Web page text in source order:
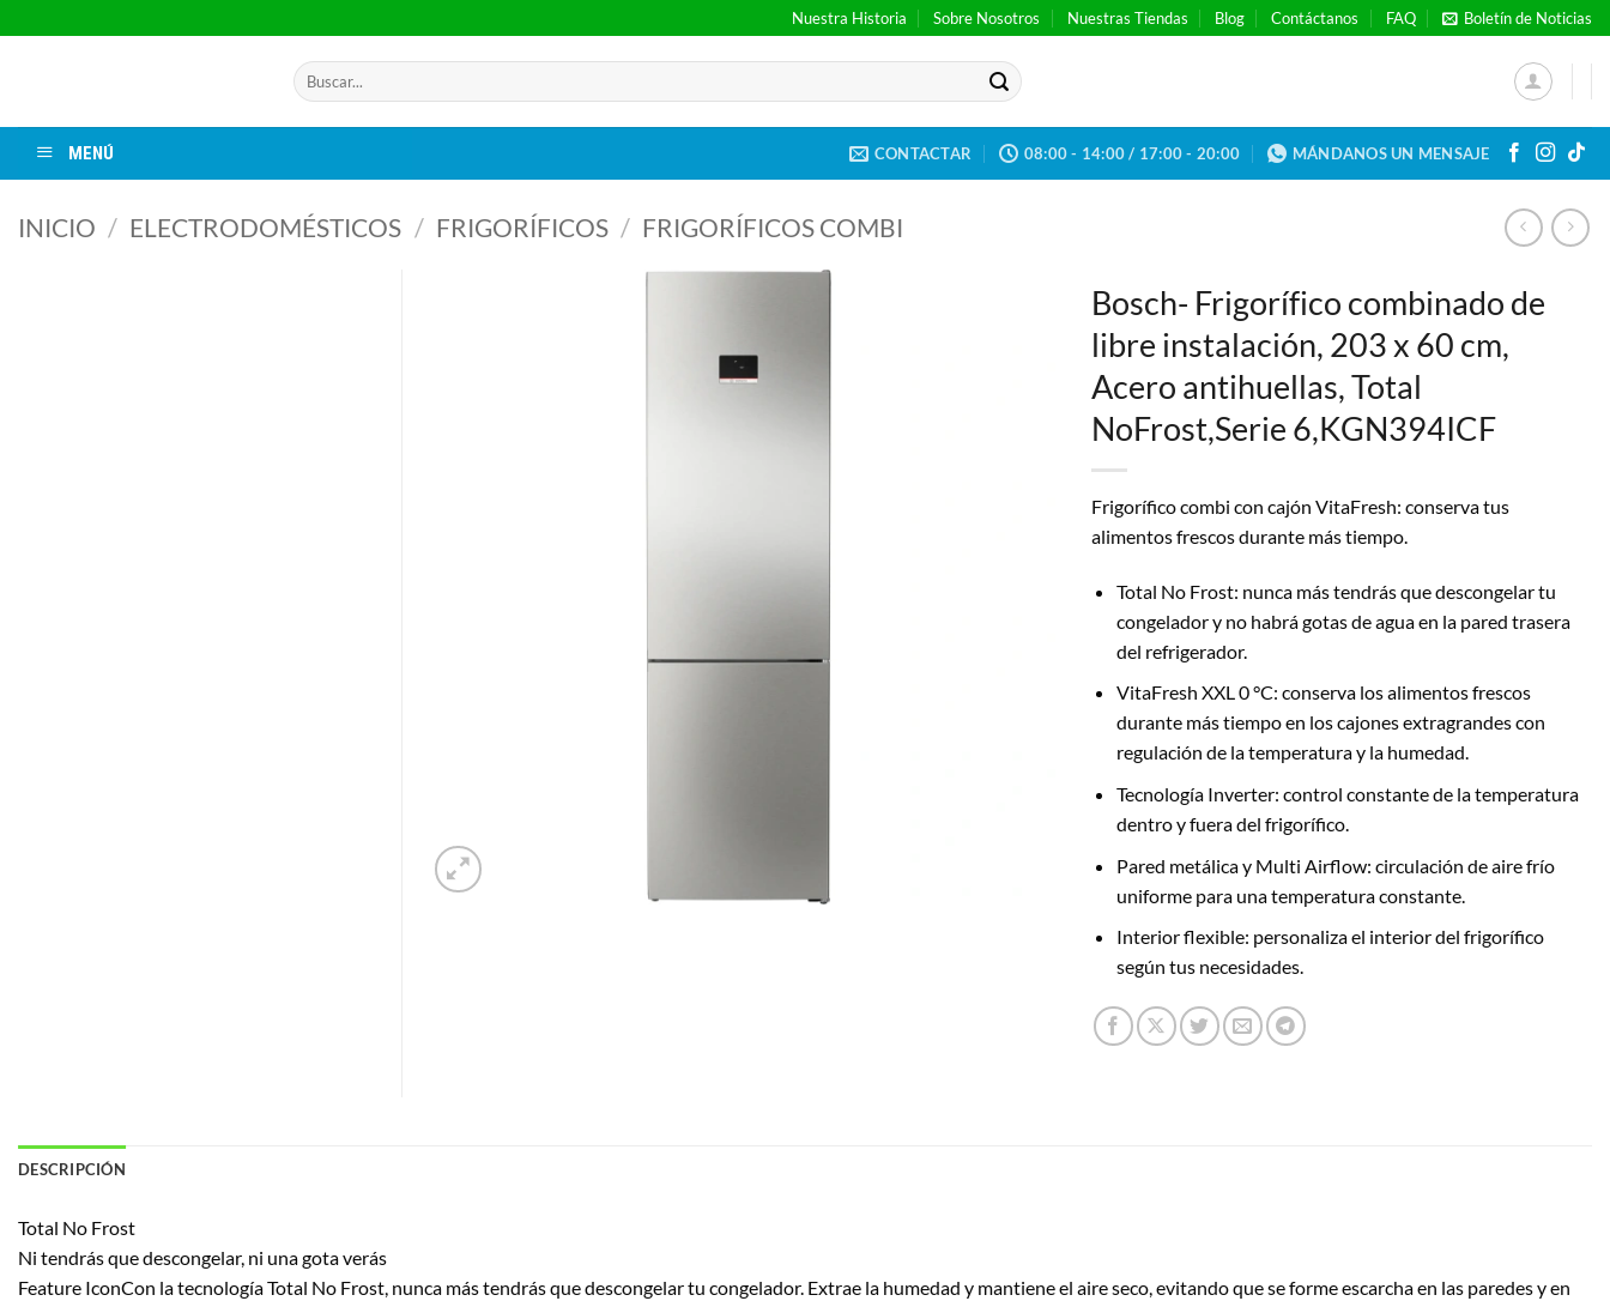
al
Nuestra Historia Sobre Nosotros Nuestras Tiendas Blog Contáctanos FAQ Boletín de Noticias
Buscar
por:
MENÚ CONTACTAR 08:00 - 14:00 / 17:00 - 20:00 MÁNDANOS UN MENSAJE
INICIO / ELECTRODOMÉSTICOS / FRIGORÍFICOS / FRIGORÍFICOS COMBI
Bosch- Frigorífico combinado de
libre instalación, 203 x 60 cm,
Acero antihuellas, Total
NoFrost,Serie 6,KGN394ICF
Frigorífico combi con cajón VitaFresh: conserva tus
alimentos frescos durante más tiempo.
Total No Frost: nunca más tendrás que descongelar tu
congelador y no habrá gotas de agua en la pared trasera
del refrigerador.
VitaFresh XXL 0 °C: conserva los alimentos frescos
durante más tiempo en los cajones extragrandes con
regulación de la temperatura y la humedad.
Tecnología Inverter: control constante de la temperatura
dentro y fuera del frigorífico.
Pared metálica y Multi Airflow: circulación de aire frío
uniforme para una temperatura constante.
Interior flexible: personaliza el interior del frigorífico
según tus necesidades.
DESCRIPCIÓN
Total No Frost
Ni tendrás que descongelar, ni una gota verás
Feature IconCon la tecnología Total No Frost, nunca más tendrás que descongelar tu congelador. Extrae la humedad y mantiene el aire seco, evitando que se forme escarcha en las paredes y en